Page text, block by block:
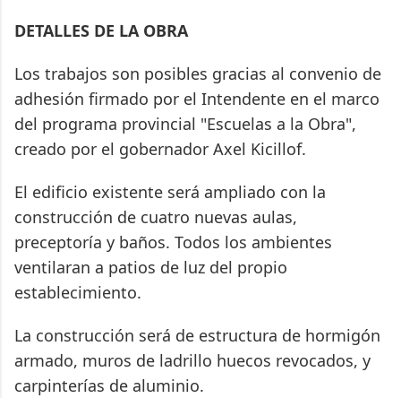
DETALLES DE LA OBRA
Los trabajos son posibles gracias al convenio de
adhesión firmado por el Intendente en el marco
del programa provincial "Escuelas a la Obra",
creado por el gobernador Axel Kicillof.
El edificio existente será ampliado con la
construcción de cuatro nuevas aulas,
preceptoría y baños. Todos los ambientes
ventilaran a patios de luz del propio
establecimiento.
La construcción será de estructura de hormigón
armado, muros de ladrillo huecos revocados, y
carpinterías de aluminio.